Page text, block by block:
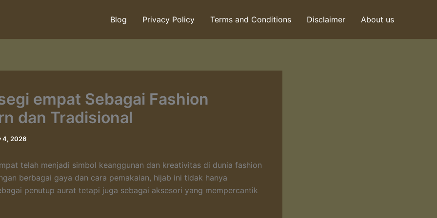
Blog Privacy Policy Terms and Conditions Disclaimer About us
empat Sebagai Fashion
dan Tradisional
4, 2026
telah menjadi simbol keanggunan dan kreativitas di dunia fashion
berbagai gaya dan cara pemakaian, hijab ini tidak hanya
penutup aurat tetapi juga sebagai aksesori yang mempercantik